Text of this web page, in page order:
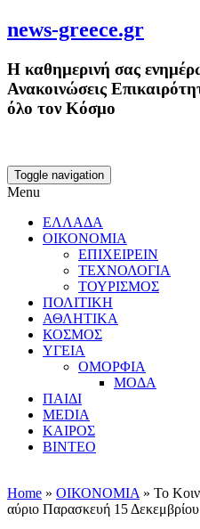
news-greece.gr
Η καθημερινή σας
Ανακοινώσεις
όλο τον Κόσμο
Toggle navigation
Menu
ΕΛΛΑΔΑ
ΟΙΚΟΝΟΜΙΑ
ΕΠΙΧΕΙΡΕΙΝ
ΤΕΧΝΟΛΟΓΙΑ
ΤΟΥΡΙΣΜΟΣ
ΠΟΛΙΤΙΚΗ
ΑΘΛΗΤΙΚΑ
ΚΟΣΜΟΣ
ΥΓΕΙΑ
ΟΜΟΡΦΙΑ
ΜΟΔΑ
ΠΑΙΔΙ
MEDIA
ΚΑΙΡΟΣ
ΒΙΝΤΕΟ
Home » ΟΙΚΟΝΟΜΙΑ » Το
αύριο Παρασκευή 15 Δεκεμβρίου